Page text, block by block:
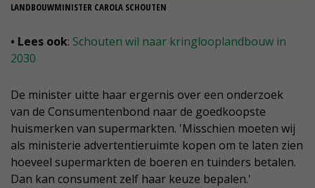
LANDBOUWMINISTER CAROLA SCHOUTEN
• Lees ook: Schouten wil naar kringlooplandbouw in
2030
De minister uitte haar ergernis over een onderzoek
van de Consumentenbond naar de goedkoopste
huismerken van supermarkten. 'Misschien moeten wij
als ministerie advertentieruimte kopen om te laten zien
hoeveel supermarkten de boeren en tuinders betalen.
Dan kan consument zelf haar keuze bepalen.'